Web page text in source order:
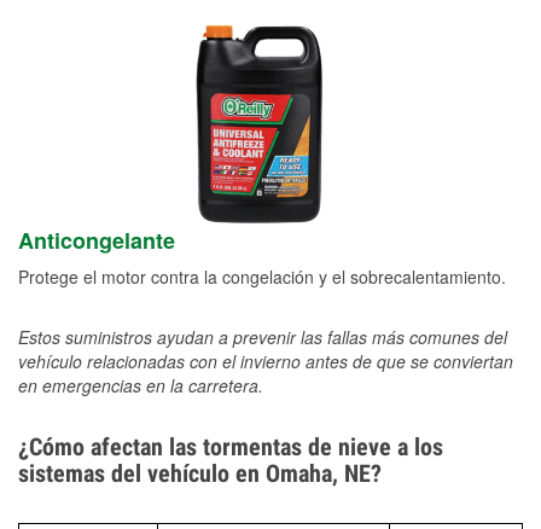
Anticongelante
Protege el motor contra la congelación y el sobrecalentamiento.
Estos suministros ayudan a prevenir las fallas más comunes del
vehículo relacionadas con el invierno antes de que se conviertan
en emergencias en la carretera.
¿Cómo afectan las tormentas de nieve a los
sistemas del vehículo en Omaha, NE?